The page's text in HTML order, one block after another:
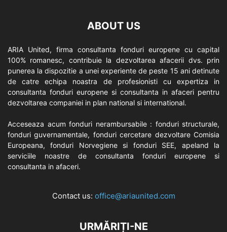
ABOUT US
ARIA United, firma consultanta fonduri europene cu capital
100% romanesc, contribuie la dezvoltarea afacerii dvs. prin
punerea la dispozitie a unei experiente de peste 15 ani detinute
de catre echipa noastra de profesionisti cu expertiza in
consultanta fonduri europene si consultanta in afaceri pentru
dezvoltarea companiei in plan national si international.
Acceseaza acum fonduri nerambursabile : fonduri structurale,
fonduri guvernamentale, fonduri cercetare dezvoltare Comisia
Europeana, fonduri Norvegiene si fonduri SEE, apeland la
serviciile noastre de consultanta fonduri europene si
consultanta in afaceri.
Contact us: office@ariaunited.com
URMĂRIȚI-NE